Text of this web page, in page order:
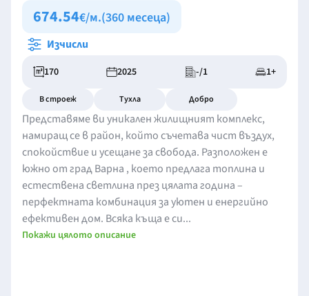
674.54€/м.(360 месеца)
Изчисли
170 2025 -/1 1+
В строеж Тухла Добро
Представяме ви уникален жилищният комплекс,
намиращ се в район, който съчетава чист въздух,
спокойствие и усещане за свобода. Разположен е
южно от град Варна , което предлага топлина и
естествена светлина през цялата година –
перфектната комбинация за уютен и енергийно
ефективен дом. Всяка къща е си...
Покажи цялото описание